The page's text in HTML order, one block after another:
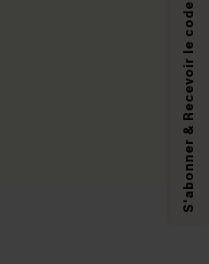
S'abonner & Recevoir le code